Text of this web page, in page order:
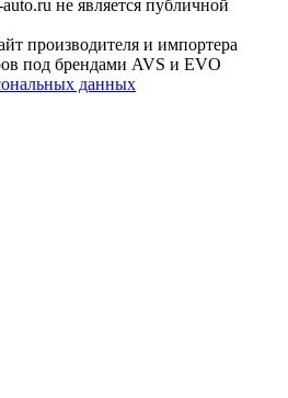
не является публичной
производителя и импортера
под брендами AVS и EVO
данных